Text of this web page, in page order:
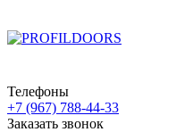
Телефоны
+7 (967) 788-44-33
Заказать звонок